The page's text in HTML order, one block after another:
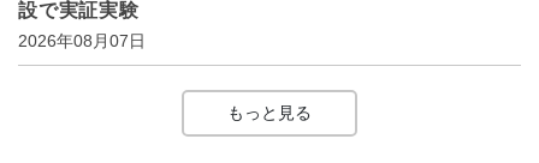
設で実証実験
2026年08月07日
もっと見る